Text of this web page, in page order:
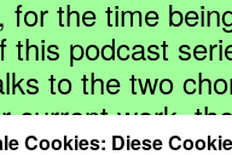
for the time
this podcast
to the two
current work,
Cookie-Präferenzen für
Cookies: Diese